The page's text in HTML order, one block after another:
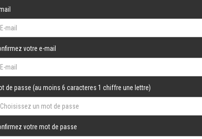
votre e-mail
de passe (au moins 6 caracteres 1 chiffre une lettre)
votre mot de passe